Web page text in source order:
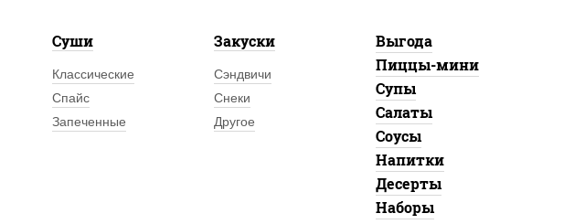
Суши
Классические
Спайс
Запеченные
Закуски
Сэндвичи
Снеки
Другое
Выгода
Пиццы-мини
Супы
Салаты
Соусы
Напитки
Десерты
Наборы